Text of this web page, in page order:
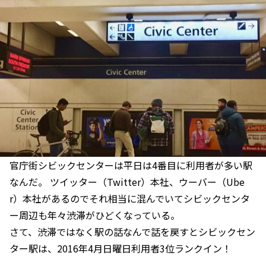
官庁街シビックセンターは平日は4番目に利用者が多い駅
なんだ。 ツイッター（Twitter）本社、ウーバー（Ube
r）本社があるのでそれ相当に混んでいてシビックセンタ
ー周辺も年々渋滞がひどくなっている。
さて、渋滞ではなく駅の話なんで話を戻すとシビックセン
ター駅は、2016年4月日曜日利用者3位ランクイン！